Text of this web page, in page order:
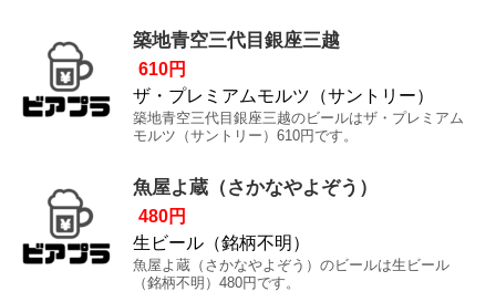
築地青空三代目銀座三越
610円
ザ・プレミアムモルツ（サントリー）
築地青空三代目銀座三越のビールはザ・プレミアム
モルツ（サントリー）610円です。
魚屋よ蔵（さかなやよぞう）
480円
生ビール（銘柄不明）
魚屋よ蔵（さかなやよぞう）のビールは生ビール
（銘柄不明）480円です。